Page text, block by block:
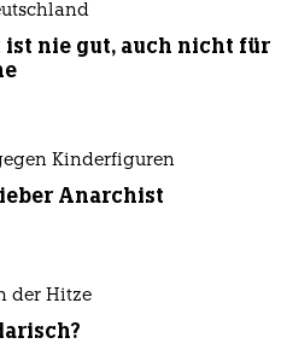
nie gut, auch nicht für
Kinderfiguren
Anarchist
der Hitze